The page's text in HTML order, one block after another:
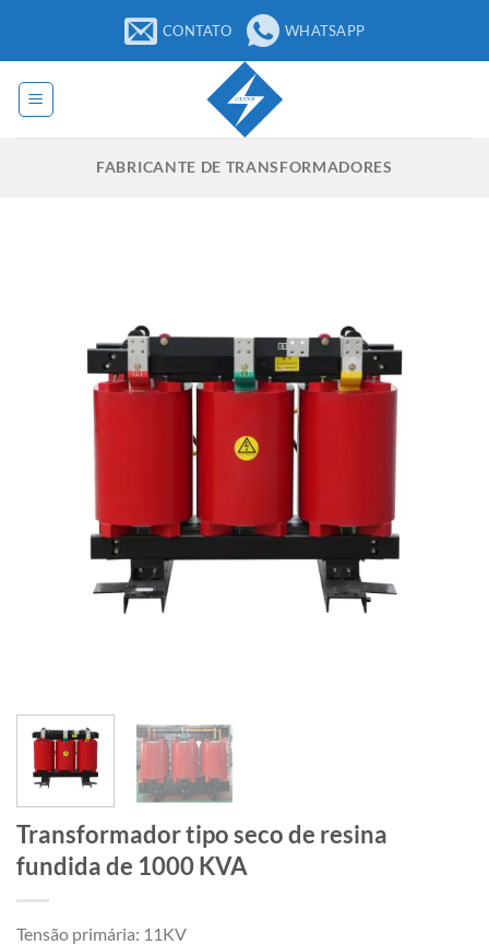
o
conteúdo
CONTATO WHATSAPP
FABRICANTE DE TRANSFORMADORES
Transformador tipo seco de resina
fundida de 1000 KVA
Tensão primária: 11KV